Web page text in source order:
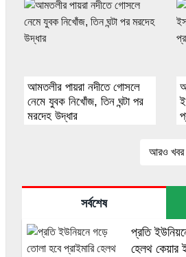
আমতলীর পায়রা নদীতে গোসলে
নেমে যুবক নিখোঁজ, তিন ঘন্টা পর
মরদেহ উদ্ধার
আরও খবর
সর্বশেষ
প্রতি
হেলথ কেয়ার